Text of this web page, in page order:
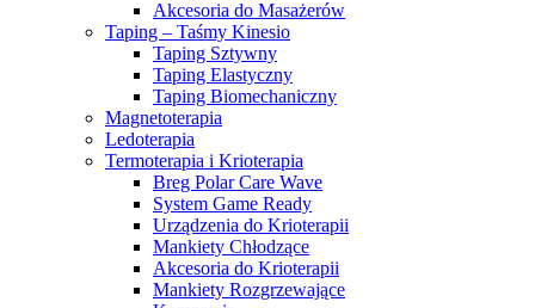
Akcesoria do Masażerów
Taping – Taśmy Kinesio
Taping Sztywny
Taping Elastyczny
Taping Biomechaniczny
Magnetoterapia
Ledoterapia
Termoterapia i Krioterapia
Breg Polar Care Wave
System Game Ready
Urządzenia do Krioterapii
Mankiety Chłodzące
Akcesoria do Krioterapii
Mankiety Rozgrzewające